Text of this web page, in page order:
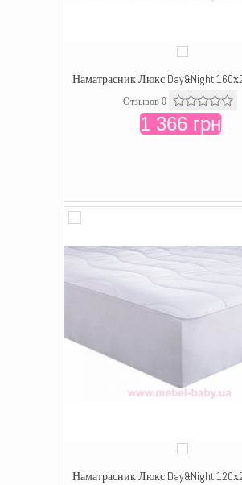
Наматрасник Люкс Day&Night
Отзывов 0
1 366 грн
Наматрасник Люкс Day&Night